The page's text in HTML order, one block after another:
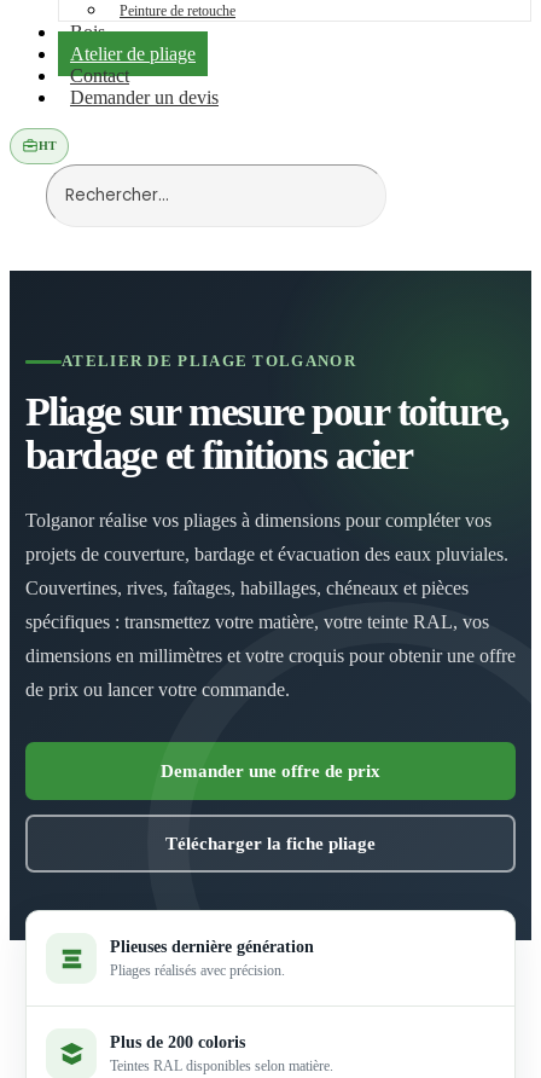
Peinture de retouche
Bois
Atelier de pliage
Contact
Demander un devis
HT
ATELIER DE PLIAGE TOLGANOR
Pliage sur mesure pour toiture,
bardage et finitions acier
Tolganor réalise vos pliages à dimensions pour compléter vos
projets de couverture, bardage et évacuation des eaux pluviales.
Couvertines, rives, faîtages, habillages, chéneaux et pièces
spécifiques : transmettez votre matière, votre teinte RAL, vos
dimensions en millimètres et votre croquis pour obtenir une offre
de prix ou lancer votre commande.
Demander une offre de prix
Télécharger la fiche pliage
Plieuses dernière génération
Pliages réalisés avec précision.
Plus de 200 coloris
Teintes RAL disponibles selon matière.